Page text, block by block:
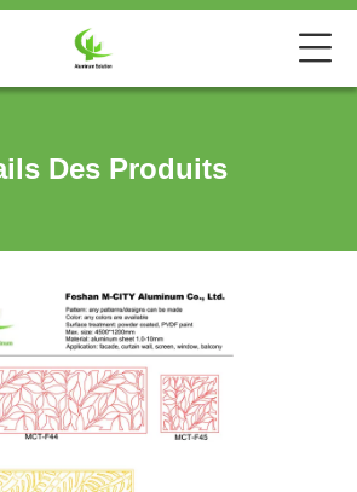
Des Produits